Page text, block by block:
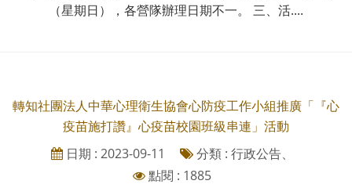
（星期日），各營隊辦理日期不一。 三、活....
轉知社團法人中華心理衛生協會心防疫工作小組推廣「『心
疫苗施打讚』心疫苗校園班級串連」活動
日期 : 2023-09-11
分類 : 行政公告、
點閱 : 1885